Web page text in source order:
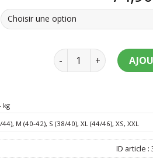
quantité de
kg
44), M (40-42), S (38/40),XL (44/46),XS,XXL
ID article :